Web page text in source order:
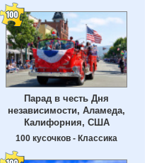
Парад в честь Дня
независимости, Аламеда,
Калифорния, США
100 кусочков - Классика